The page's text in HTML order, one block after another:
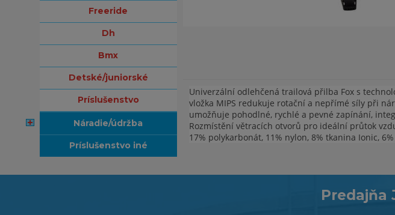
freeride
dh
bmx
detské/juniorské
príslušenstvo
náradie/údržba
príslušenstvo iné
Univerzální odlehčená trailová přilba Fox s
vložka MIPS redukuje rotační a nepřímé síly při
umožňuje pohodlné, rychlé a pevné zapínání,
Rozmístění větracích otvorů pro ideální průtok
17% polykarbonát, 11% nylon, 8% tkanina Ionic,
Predajňa